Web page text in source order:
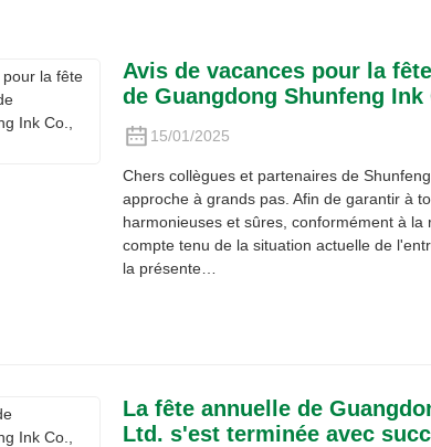
Avis de vacances pour la
de Guangdong Shunfeng Ink
15/01/2025
Chers collègues et partenaires de
approche à grands pas. Afin de garantir à
harmonieuses et sûres, conformément à la
compte tenu de la situation actuelle de
la présente…
La fête annuelle de
Ltd. s'est terminée avec